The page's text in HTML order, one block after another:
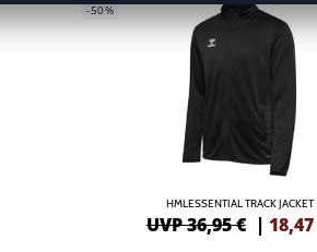
-50%
HMLESSENTIAL TRACK JACKET
UVP 36,95 € | 18,47